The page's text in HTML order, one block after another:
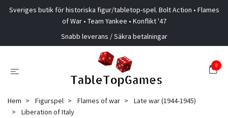
Sveriges butik för historiska figur/tabletop-spel. Bolt Action • Flames
of War • Team Yankee • Konflikt '47
Snabb leverans / Säkra betalningar
0
Hem Figurspel Flames of war
Late war (1944-1945)
Liberation of Italy